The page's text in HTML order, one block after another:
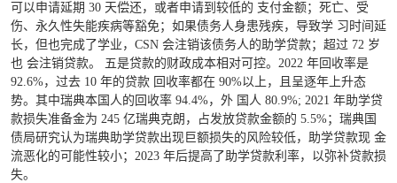
可以申请延期 30 天偿还，或者申请到较低的 支付金额；死亡、受
伤、永久性失能疾病等豁免；如果债务人身患残疾，导致学 习时间延
长，但也完成了学业，CSN 会注销该债务人的助学贷款；超过 72 岁
也 会注销贷款。 五是贷款的财政成本相对可控。2022 年回收率是
92.6%，过去 10 年的贷款 回收率都在 90%以上，且呈逐年上升态
势。其中瑞典本国人的回收率 94.4%，外 国人 80.9%; 2021 年助学贷
款损失准备金为 245 亿瑞典克朗，占发放贷款金额的 5.5%；瑞典国
债局研究认为瑞典助学贷款出现巨额损失的风险较低，助学贷款现 金
流恶化的可能性较小；2023 年后提高了助学贷款利率，以弥补贷款损
失。